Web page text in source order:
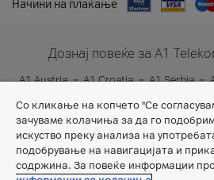
Начини на плаќање
Дознај повеќе за A1
A1 Austria A1 Croatia A1 Serbia
Со кликање на копчето "Се
зачуваме колачиња за да го
искуство преку анализа на
подобрување на навигацијата и
содржина. За повеќе информации